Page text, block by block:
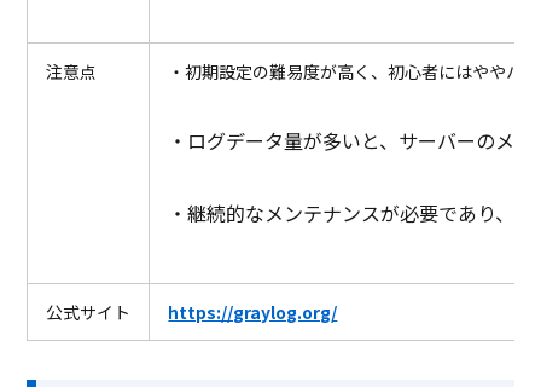
注意点 ・初期設定の難易度が高く、初心者にはややハ
・ログデータ量が多いと、サーバーのメ
・継続的なメンテナンスが必要であり、
公式サイト https://graylog.org/